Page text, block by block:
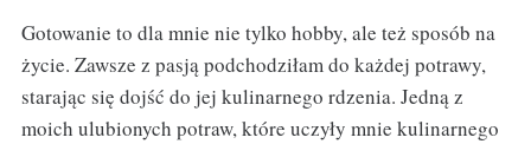
Gotowanie to dla mnie nie tylko hobby, ale też sposób na
życie. Zawsze z pasją podchodziłam do każdej potrawy,
starając się dojść do jej kulinarnego rdzenia. Jedną z
moich ulubionych potraw, które uczyły mnie kulinarnego